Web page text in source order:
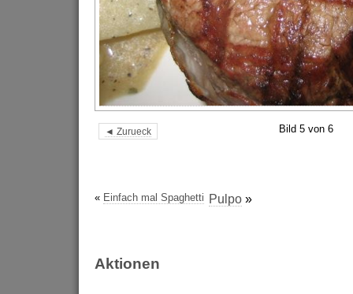
◄ Zurueck Bild 5 von 6
« Einfach mal Spaghetti Pulpo »
Aktionen